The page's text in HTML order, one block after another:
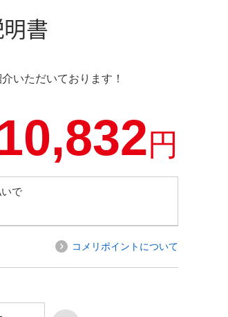
書
いただいております！
円
で
コメリポイントについて